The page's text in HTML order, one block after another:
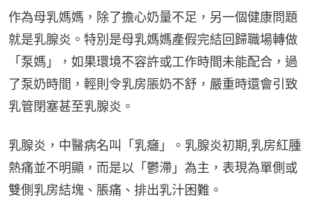
作為母乳媽媽，除了擔心奶量不足，另一個健康問題
就是乳腺炎。特別是母乳媽媽產假完結回歸職場轉做
「泵媽」，如果環境不容許或工作時間未能配合，過
了泵奶時間，輕則令乳房脹奶不舒，嚴重時還會引致
乳管閉塞甚至乳腺炎。
乳腺炎，中醫病名叫「乳癰」。乳腺炎初期,乳房紅腫
熱痛並不明顯，而是以「鬱滯」為主，表現為單側或
雙側乳房結塊、脹痛、排出乳汁困難。